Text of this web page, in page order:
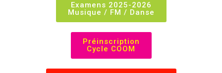
Examens 2025-2026
Musique / FM / Danse
Préinscription
Cycle COOM